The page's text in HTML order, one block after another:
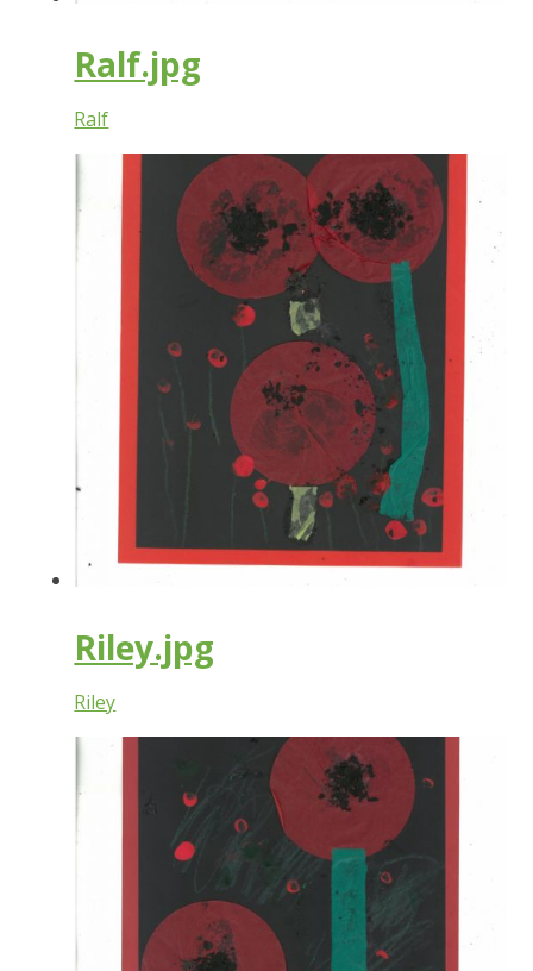
Ralf.jpg
Ralf
Riley.jpg
Riley